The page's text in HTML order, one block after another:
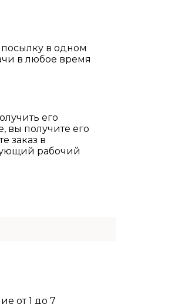
в одном
в любое время
его
вы получите его
заказ в
рабочий
от 1 до 7